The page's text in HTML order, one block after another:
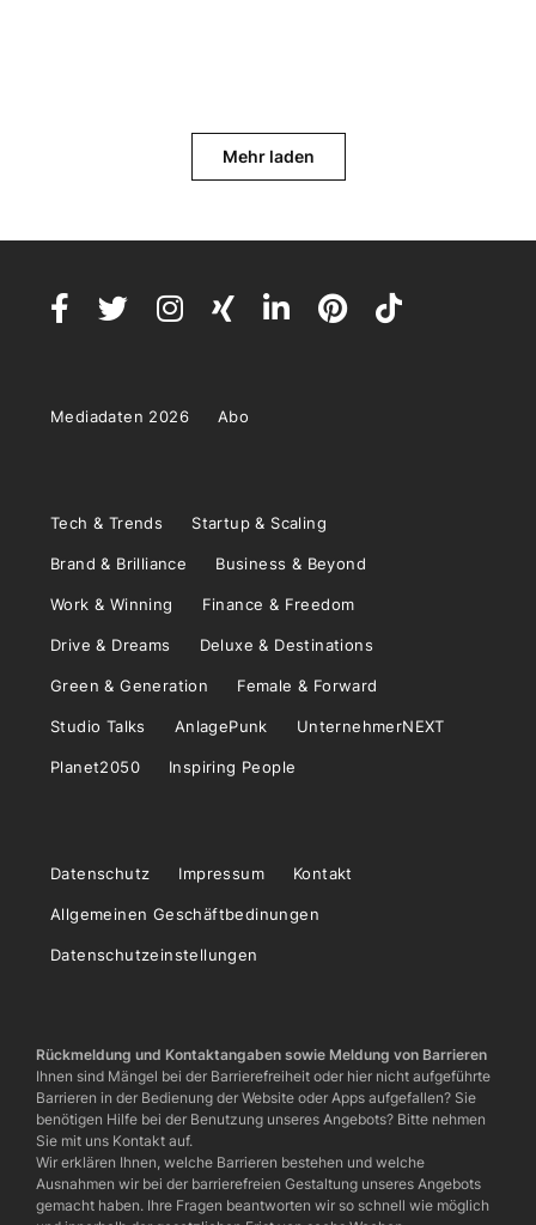
Mehr laden
Mediadaten 2026 Abo
Tech & Trends Startup & Scaling
Brand & Brilliance Business & Beyond
Work & Winning Finance & Freedom
Drive & Dreams Deluxe & Destinations
Green & Generation Female & Forward
Studio Talks AnlagePunk UnternehmerNEXT
Planet2050 Inspiring People
Datenschutz Impressum Kontakt
Allgemeinen Geschäftbedinungen
Datenschutzeinstellungen
Rückmeldung und Kontaktangaben sowie Meldung von Barrieren
Ihnen sind Mängel bei der Barrierefreiheit oder hier nicht aufgeführte
Barrieren in der Bedienung der Website oder Apps aufgefallen? Sie
benötigen Hilfe bei der Benutzung unseres Angebots? Bitte nehmen
Sie mit uns Kontakt auf.
Wir erklären Ihnen, welche Barrieren bestehen und welche
Ausnahmen wir bei der barrierefreien Gestaltung unseres Angebots
gemacht haben. Ihre Fragen beantworten wir so schnell wie möglich